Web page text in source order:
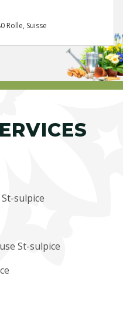
Rolle, Suisse
sulpice
St-sulpice